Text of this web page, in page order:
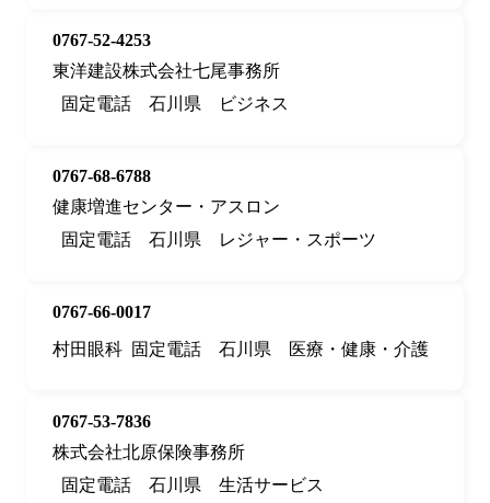
0767-52-4253
東洋建設株式会社七尾事務所
固定電話
石川県 ビジネス
0767-68-6788
健康増進センター・アスロン
固定電話
石川県 レジャー・スポーツ
0767-66-0017
村田眼科 固定電話 石川県 医療・健康・介護
0767-53-7836
株式会社北原保険事務所
固定電話
石川県 生活サービス